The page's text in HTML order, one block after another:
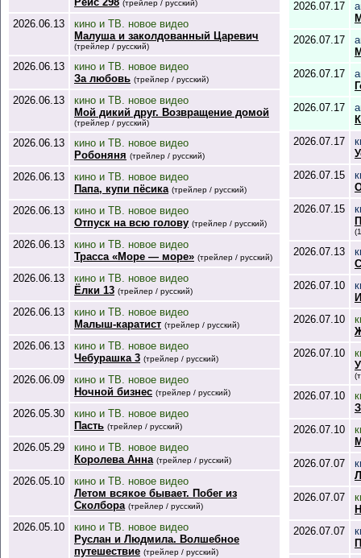
(трейлер / русский)
2026.06.13
кино и ТВ. новое видео
Малуша и заколдованный Царевич
(трейлер / русский)
2026.06.13
кино и ТВ. новое видео
За любовь (трейлер / русский)
2026.06.13
кино и ТВ. новое видео
Мой дикий друг. Возвращение домой
(трейлер / русский)
2026.06.13
кино и ТВ. новое видео
Робоняня (трейлер / русский)
2026.06.13
кино и ТВ. новое видео
Папа, купи пёсика (трейлер / русский)
2026.06.13
кино и ТВ. новое видео
Отпуск на всю голову (трейлер / русский)
2026.06.13
кино и ТВ. новое видео
Трасса «Море — море» (трейлер / русский)
2026.06.13
кино и ТВ. новое видео
Ёлки 13 (трейлер / русский)
2026.06.13
кино и ТВ. новое видео
Малыш-каратист (трейлер / русский)
2026.06.13
кино и ТВ. новое видео
Чебурашка 3 (трейлер / русский)
2026.06.09
кино и ТВ. новое видео
Ночной бизнес (трейлер / русский)
2026.05.30
кино и ТВ. новое видео
Пасть (трейлер / русский)
2026.05.29
кино и ТВ. новое видео
Королева Анна (трейлер / русский)
2026.05.10
кино и ТВ. новое видео
Летом всякое бывает. Побег из
Сколбора (трейлер / русский)
2026.05.10
кино и ТВ. новое видео
Руслан и Людмила. Волшебное
путешествие (трейлер / русский)
2026.07.17
2026.07.17
2026.07.17
2026.07.17
2026.07.17
2026.07.15
2026.07.15
2026.07.13
2026.07.10
2026.07.10
2026.07.10
2026.07.10
2026.07.10
2026.07.07
2026.07.07
2026.07.07